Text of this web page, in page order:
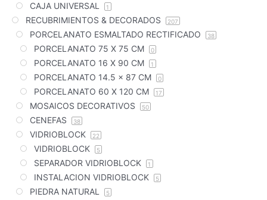
CAJA UNIVERSAL 1
RECUBRIMIENTOS & DECORADOS 207
PORCELANATO ESMALTADO RECTIFICADO 38
PORCELANATO 75 X 75 CM 0
PORCELANATO 16 X 90 CM 1
PORCELANATO 14.5 x 87 CM 0
PORCELANATO 60 X 120 CM 17
MOSAICOS DECORATIVOS 50
CENEFAS 38
VIDRIOBLOCK 22
VIDRIOBLOCK 5
SEPARADOR VIDRIOBLOCK 1
INSTALACION VIDRIOBLOCK 5
PIEDRA NATURAL 5